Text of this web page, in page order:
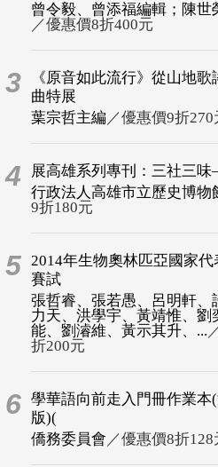
曾令毅、曾添福編輯；陳世
／優惠價8折400元
3
《原音如此流行》從山地歌
曲特展
葉宗哲主編 ／優惠價9折270
4
展高雄系列專刊：三社三味
行政法人高雄市立歷史博物
9折180元
5 2014年生物奧林匹亞國家代
賽試
張哲睿、張若愚、呂明軒、
力天、洪學宇、黃靖惟、劉
能、劉濬維、黃示其升、...
折200元
6 學華語向前走入門冊作業本
版)(
僑務委員會 ／優惠價8折128